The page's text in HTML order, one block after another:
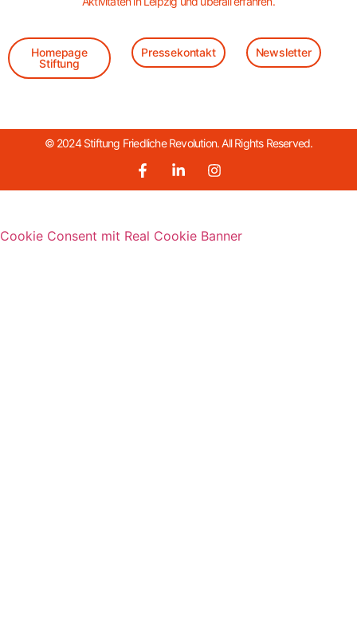
Homepage
Stiftung
Pressekontakt Newsletter
© 2024 Stiftung Friedliche Revolution. All Rights Reserved.
Cookie Consent mit Real Cookie Banner